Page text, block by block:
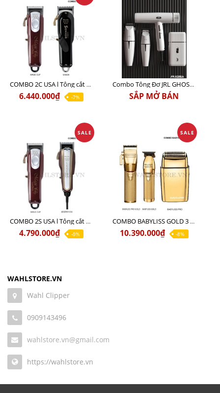
COMBO 2C USA l Tông cắt Senior + Tông cắt Magic clip
6.440.000₫ -7%
Combo Tông Đơ JRL GHOST 3 Limited Edition Chính Hãng USA
SẮP MỞ BÁN
SALE
COMBO 2S USA l Tông cắt LEGEND USA CÓ DÂY 220V + Tông pin MAGIC CLIP
4.790.000₫ -8%
SALE
COMBO BABYLISS GOLD 3 cao cấp chính hãng
10.390.000₫ -8%
WAHLSTORE.VN
Wahl Clipper
0909143496
wahlstore.vn@gmail.com
https://wahlstore.vn